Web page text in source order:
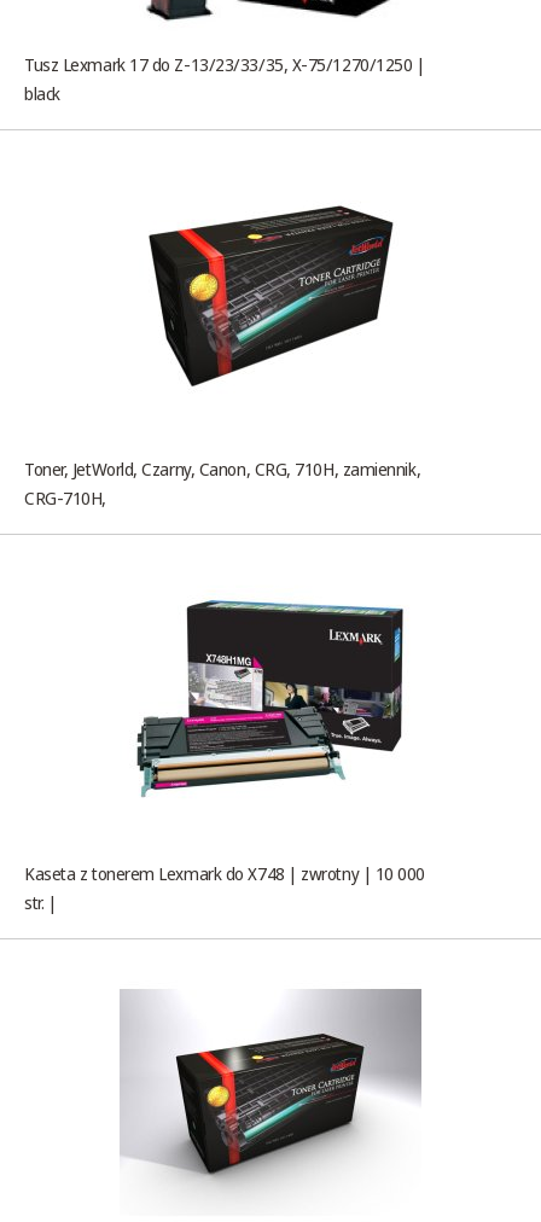
Tusz Lexmark 17 do Z-13/23/33/35, X-75/1270/1250 |
black
Toner, JetWorld, Czarny, Canon, CRG, 710H, zamiennik,
CRG-710H,
Kaseta z tonerem Lexmark do X748 | zwrotny | 10 000
str. |